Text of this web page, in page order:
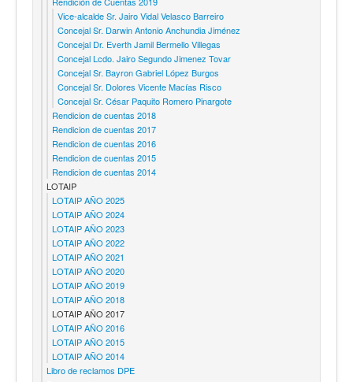
Vice-alcalde Sr. Jairo Vidal Velasco Barreiro
Concejal Sr. Darwin Antonio Anchundia Jiménez
Concejal Dr. Everth Jamil Bermello Villegas
Concejal Lcdo. Jairo Segundo Jimenez Tovar
Concejal Sr. Bayron Gabriel López Burgos
Concejal Sr. Dolores Vicente Macías Risco
Concejal Sr. César Paquito Romero Pinargote
Rendicion de cuentas 2018
Rendicion de cuentas 2017
Rendicion de cuentas 2016
Rendicion de cuentas 2015
Rendicion de cuentas 2014
LOTAIP
LOTAIP AÑO 2025
LOTAIP AÑO 2024
LOTAIP AÑO 2023
LOTAIP AÑO 2022
LOTAIP AÑO 2021
LOTAIP AÑO 2020
LOTAIP AÑO 2019
LOTAIP AÑO 2018
LOTAIP AÑO 2017
LOTAIP AÑO 2016
LOTAIP AÑO 2015
LOTAIP AÑO 2014
Libro de reclamos DPE